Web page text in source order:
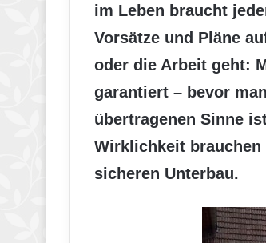
im Leben braucht
Vorsätze und Pläne
oder die Arbeit geht:
garantiert – bevor
übertragenen Sinne
Wirklichkeit brauchen
sicheren Unterbau.